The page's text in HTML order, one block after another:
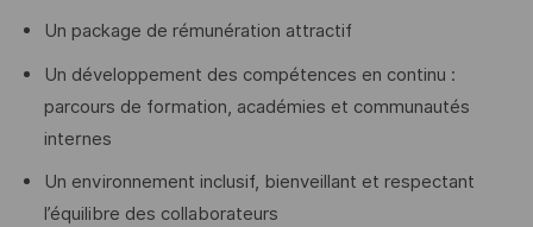
Un package de rémunération attractif
Un développement des compétences en continu :
parcours de formation, académies et communautés
internes
Un environnement inclusif, bienveillant et respectant
l’équilibre des collaborateurs